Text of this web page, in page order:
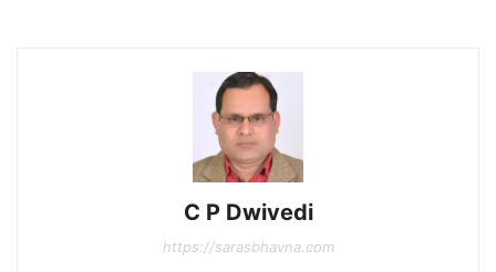
C P Dwivedi
https://sarasbhavna.com